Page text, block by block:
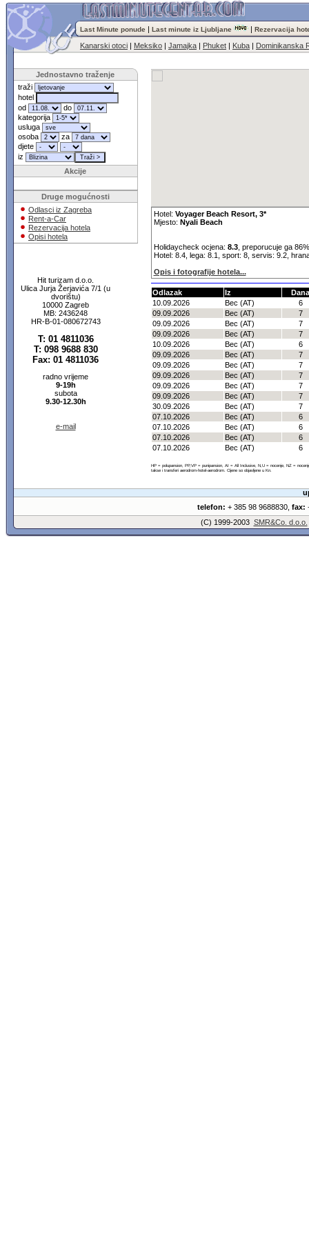
Last Minute ponude | Last minute iz Ljubljane | Rezervacija
Kanarski otoci | Meksiko | Jamajka | Phuket | Kuba | Dominikanska
Jednostavno traženje
traži
hotel
od
do
kategorija
usluga
osoba
za
djete
iz
Akcije
Druge mogućnosti
Odlasci iz Zagreba
Rent-a-Car
Rezervacija hotela
Opisi hotela
Hit turizam d.o.o.
Ulica Jurja Žerjavića 7/1 (u
dvorištu)
10000 Zagreb
MB: 2436248
HR-B-01-080672743
T: 01 4811036
T: 098 9688 830
Fax: 01 4811036
radno vrijeme
9-19h
subota
9.30-12.30h
e-mail
Hotel: Voyager Beach Resort, 3*
Mjesto: Nyali Beach
Holidaycheck ocjena: 8.3, preporucuje ga
Hotel: 8.4, lega: 8.1, sport: 8, servis: 9.2,
Opis i fotografije hotela...
Odlazak Iz
Dana
10.09.2026
Bec (AT)
6
09.09.2026
Bec (AT)
7
09.09.2026
Bec (AT)
7
09.09.2026
Bec (AT)
7
10.09.2026
Bec (AT)
6
09.09.2026
Bec (AT)
7
09.09.2026
Bec (AT)
7
09.09.2026
Bec (AT)
7
09.09.2026
Bec (AT)
7
09.09.2026
Bec (AT)
7
30.09.2026
Bec (AT)
7
07.10.2026
Bec (AT)
6
07.10.2026
Bec (AT)
6
07.10.2026
Bec (AT)
6
07.10.2026
Bec (AT) 6
HP = polupansion, PP,VP = punipansion, AI = All Inclusive, N,U = nocenje, NZ =
takse i transferi aerodrom-hotel-aerodrom. Cijene so objavljene u Kn.
telefon: + 385 98 9688830, fax:
(C) 1999-2003 SMR&Co. d.o.o.